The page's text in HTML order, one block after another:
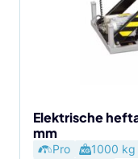
Elektrische
mm
Pro 1000 kg